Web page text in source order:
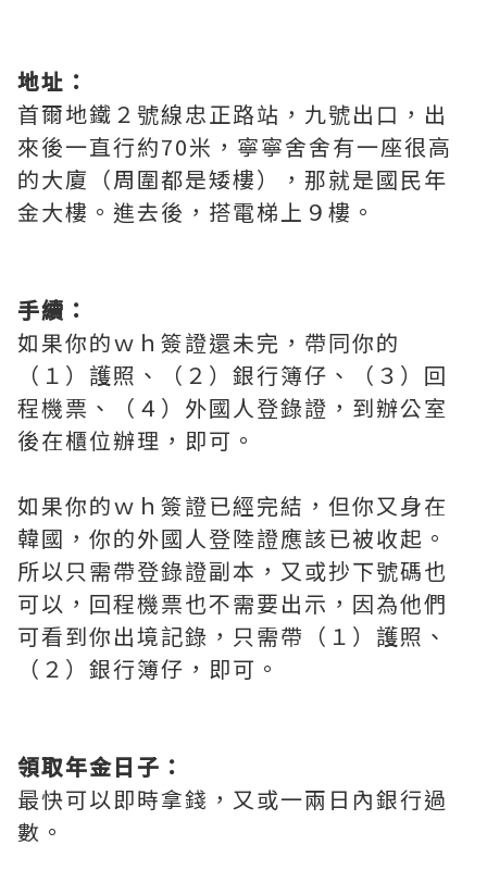
地址：
首爾地鐵２號線忠正路站，九號出口，出
來後一直行約70米，寧寧舍舍有一座很高
的大廈（周圍都是矮樓），那就是國民年
金大樓。進去後，搭電梯上９樓。
手續：
如果你的ｗｈ簽證還未完，帶同你的
（１）護照、（２）銀行簿仔、（３）回
程機票、（４）外國人登錄證，到辦公室
後在櫃位辦理，即可。
如果你的ｗｈ簽證已經完結，但你又身在
韓國，你的外國人登陸證應該已被收起。
所以只需帶登錄證副本，又或抄下號碼也
可以，回程機票也不需要出示，因為他們
可看到你出境記錄，只需帶（１）護照、
（２）銀行簿仔，即可。
領取年金日子：
最快可以即時拿錢，又或一兩日內銀行過
數。